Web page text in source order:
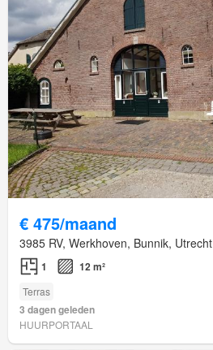
€ 475/maand
3985 RV, Werkhoven, Bunnik, Utrecht
1 12 m²
Terras
3 dagen geleden
HUURPORTAAL